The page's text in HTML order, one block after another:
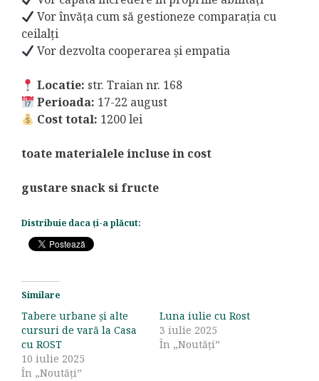
Vor învăța cum să gestioneze comparația cu
ceilalți
Vor dezvolta cooperarea și empatia
Locatie: str. Traian nr. 168
Perioada: 17-22 august
Cost total: 1200 lei
toate materialele incluse in cost
gustare snack si fructe
Distribuie daca ți-a plăcut:
Similare
Tabere urbane și alte
cursuri de vară la Casa
cu ROST
10 iulie 2025
În „Noutăți”
Luna iulie cu Rost
3 iulie 2025
În „Noutăți”